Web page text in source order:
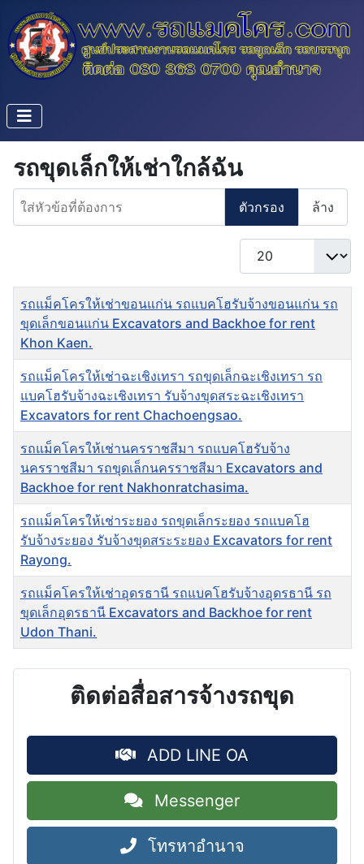
รถขุดเล็กให้เช่าใกล้ฉัน
ใส่หัวข้อที่ต้องการ
ตัวกรอง ล้าง
แสดง #
ชื่อ
รถแม็คโครให้เช่าขอนแก่น รถแบคโฮรับจ้างขอนแก่น รถ
ขุดเล็กขอนแก่น Excavators and Backhoe for rent
Khon Kaen.
รถแม็คโครให้เช่าฉะเชิงเทรา รถขุดเล็กฉะเชิงเทรา รถ
แบคโฮรับจ้างฉะเชิงเทรา รับจ้างขุดสระฉะเชิงเทรา
Excavators for rent Chachoengsao.
รถแม็คโครให้เช่านครราชสีมา รถแบคโฮรับจ้าง
นครราชสีมา รถขุดเล็กนครราชสีมา Excavators and
Backhoe for rent Nakhonratchasima.
รถแม็คโครให้เช่าระยอง รถขุดเล็กระยอง รถแบคโฮ
รับจ้างระยอง รับจ้างขุดสระระยอง Excavators for rent
Rayong.
รถแม็คโครให้เช่าอุดรธานี รถแบคโฮรับจ้างอุดรธานี รถ
ขุดเล็กอุดรธานี Excavators and Backhoe for rent
Udon Thani.
ติดต่อสื่อสารจ้างรถขุด
ADD LINE OA
Messenger
โทรหาอำนาจ